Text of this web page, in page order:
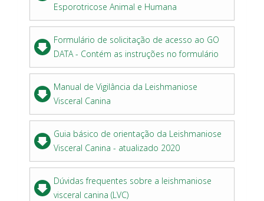
Esporotricose Animal e Humana
Formulário de solicitação de acesso ao GO
DATA - Contém as instruções no formulário
Manual de Vigilância da Leishmaniose
Visceral Canina
Guia básico de orientação da Leishmaniose
Visceral Canina - atualizado 2020
Dúvidas frequentes sobre a leishmaniose
visceral canina (LVC)